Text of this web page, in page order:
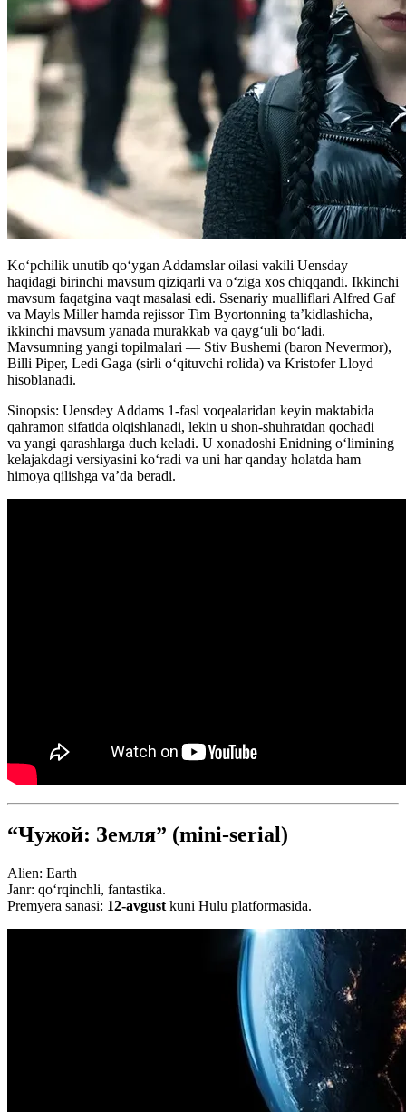
Ko‘pchilik unutib qoʻygan Addamslar oilasi vakili Uensday
haqidagi birinchi mavsum qiziqarli va o‘ziga xos chiqqandi. Ikkinchi
mavsum faqatgina vaqt masalasi edi. Ssenariy mualliflari Alfred Gaf
va Mayls Miller hamda rejissor Tim Byortonning ta’kidlashicha,
ikkinchi mavsum yanada murakkab va qayg‘uli bo‘ladi.
Mavsumning yangi topilmalari — Stiv Bushemi (baron Nevermor),
Billi Piper, Ledi Gaga (sirli o‘qituvchi rolida) va Kristofer Lloyd
hisoblanadi.
Sinopsis: Uensdey Addams 1-fasl voqealaridan keyin maktabida
qahramon sifatida olqishlanadi, lekin u shon-shuhratdan qochadi
va yangi qarashlarga duch keladi. U xonadoshi Enidning oʻlimining
kelajakdagi versiyasini koʻradi va uni har qanday holatda ham
himoya qilishga va’da beradi.
“Чужой: Земля” (mini-serial)
Alien: Earth
Janr: qoʻrqinchli, fantastika.
Premyera sanasi: 12-avgust kuni Hulu platformasida.